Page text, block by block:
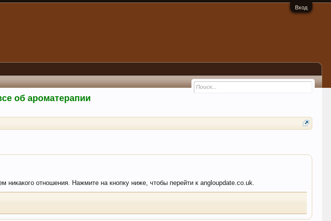
Вход
об ароматерапии
никакого отношения. Нажмите на кнопку ниже, чтобы перейти к angloupdate.co.uk.